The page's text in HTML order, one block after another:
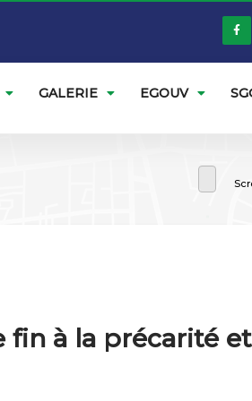
GALERIE EGOUV
à la précarité